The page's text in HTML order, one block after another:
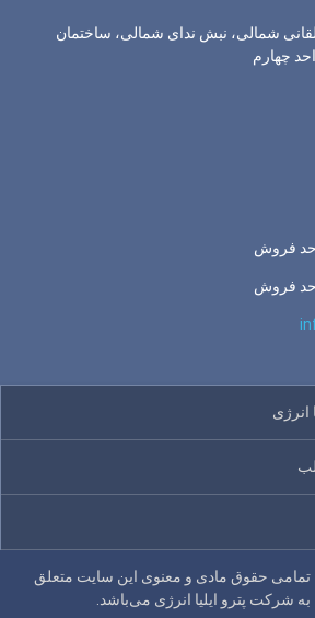
شمالی، نبش ندای شمالی، ساختمان
چهارم
انرژی
تمامی حقوق مادی و معنوی این سایت متعلق
به شرکت پترو ایلیا انرژی می‌باشد.